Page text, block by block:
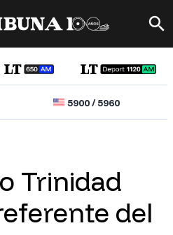
5900/5960
Trinidad
del